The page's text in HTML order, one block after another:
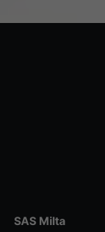
SAS Milta